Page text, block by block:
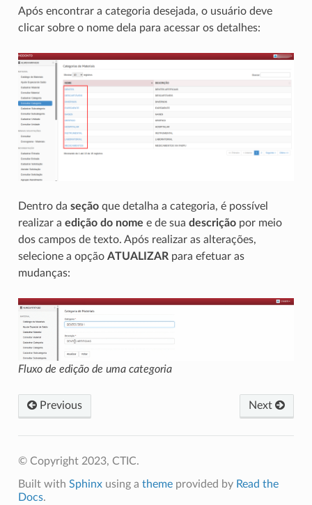
Após encontrar a categoria desejada, o usuário deve
clicar sobre o nome dela para acessar os detalhes:
Dentro da seçãoque detalha a categoria, é possível
realizar a edição do nome e de sua descriçãopor meio
dos campos de texto. Após realizar as alterações,
selecione a opção ATUALIZARpara efetuar as
mudanças:
Fluxo de edição de uma categoria
Previous Next
© Copyright 2023, CTIC.
Built with Sphinxusing a themeprovided by Read the
Docs.